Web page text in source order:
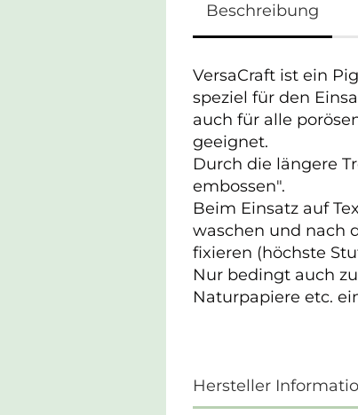
Beschreibung
VersaCraft ist ein
speziel für den
auch für alle
geeignet.
Durch die längere
embossen".
Beim Einsatz auf
waschen und nach
fixieren (höchste
Nur bedingt auch
Naturpapiere etc.
Hersteller